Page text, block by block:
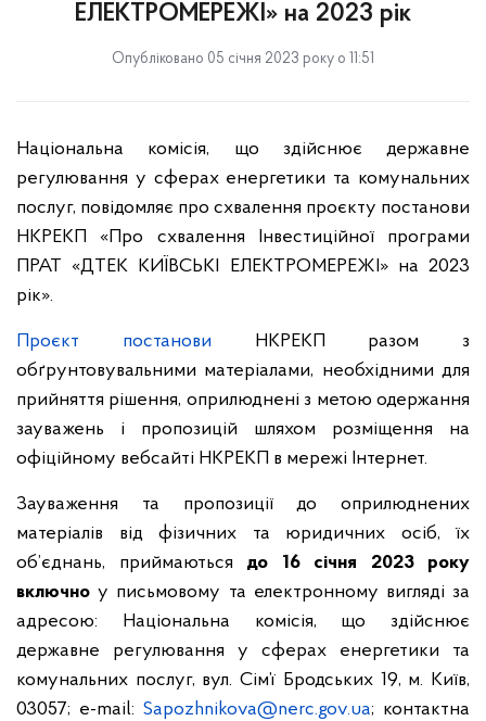
ЕЛЕКТРОМЕРЕЖІ» на 2023 рік
Опубліковано 05 січня 2023 року о 11:51
Національна комісія, що здійснює державне
регулювання у сферах енергетики та комунальних
послуг, повідомляє про схвалення проєкту постанови
НКРЕКП «Про схвалення Інвестиційної програми
ПРАТ «ДТЕК КИЇВСЬКІ ЕЛЕКТРОМЕРЕЖІ» на 2023
рік».
Проєкт постанови НКРЕКП разом з
обґрунтовувальними матеріалами, необхідними для
прийняття рішення, оприлюднені з метою одержання
зауважень і пропозицій шляхом розміщення на
офіційному вебсайті НКРЕКП в мережі Інтернет.
Зауваження та пропозиції до оприлюднених
матеріалів від фізичних та юридичних осіб, їх
об’єднань, приймаються до 16
січня 2023 року
включно у письмовому та електронному вигляді за
адресою: Національна комісія, що здійснює
державне регулювання у сферах енергетики та
комунальних послуг, вул. Сім’ї Бродських 19, м. Київ,
03057; e-mail: Sapozhnikova@nerc.gov.ua; контактна